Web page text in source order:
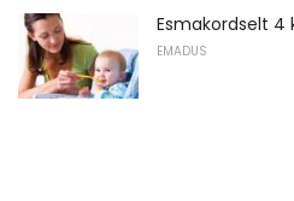
Esmakordselt
EMADUS